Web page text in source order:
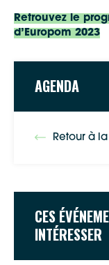
AGENDA
Retour à
CES
INTÉRESSER
Retrouvez le
d’Europom 2023